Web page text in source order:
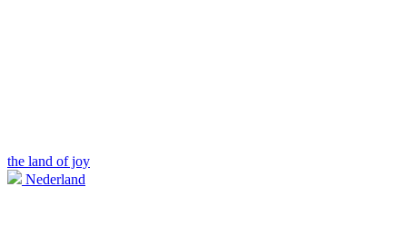
the land of joy
Nederland